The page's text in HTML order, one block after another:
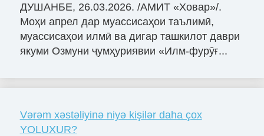
ДУШАНБЕ, 26.03.2026. /АМИТ «Ховар»/.
Моҳи апрел дар муассисаҳои таълимӣ,
муассисаҳои илмӣ ва дигар ташкилот даври
якуми Озмуни ҷумҳуриявии «Илм-фурӯғ...
Vərəm xəstəliyinə niyə kişilər daha çox
YOLUXUR?